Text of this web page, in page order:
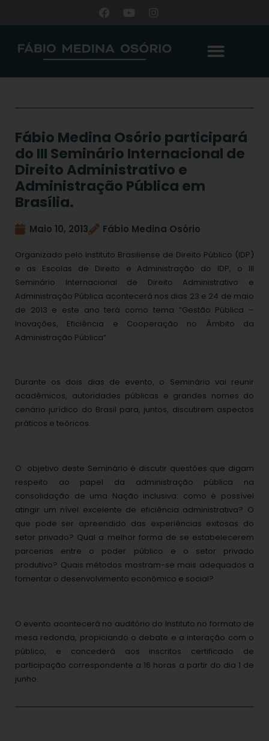
Fábio Medina Osório participará
do III Seminário Internacional de
Direito Administrativo e
Administração Pública em
Brasília.
Maio 10, 2013 Fábio Medina Osório
Organizado pelo Instituto Brasiliense de Direito Público (IDP)
e as Escolas de Direito e Administração do IDP, o III
Seminário Internacional de Direito Administrativo e
Administração Pública acontecerá nos dias 23 e 24 de maio
de 2013 e este ano terá como tema “Gestão Pública –
Inovações, Eficiência e Cooperação no Âmbito da
Administração Pública”.
Durante os dois dias de evento, o Seminário vai reunir
acadêmicos, autoridades públicas e grandes nomes do
cenário jurídico do Brasil para, juntos, discutirem aspectos
práticos e teóricos.
O objetivo deste Seminário é discutir questões que digam
respeito ao papel da administração pública na
consolidação de uma Nação inclusiva: como é possível
atingir um nível excelente de eficiência administrativa? O
que pode ser apreendido das experiências exitosas do
setor privado? Qual a melhor forma de se estabelecerem
parcerias entre o poder público e o setor privado
produtivo? Quais métodos mostram-se mais adequados a
fomentar o desenvolvimento econômico e social?
O evento acontecerá no auditório do Instituto no formato de
mesa redonda, propiciando o debate e a interação com o
público, e concederá aos inscritos certificado de
participação correspondente a 16 horas a partir do dia 1 de
junho.